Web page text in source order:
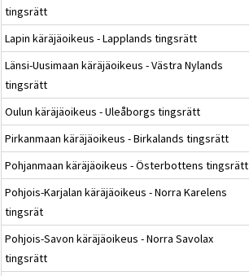
tingsrätt
Lapin käräjäoikeus - Lapplands tingsrätt
Länsi-Uusimaan käräjäoikeus - Västra Nylands
tingsrätt
Oulun käräjäoikeus - Uleåborgs tingsrätt
Pirkanmaan käräjäoikeus - Birkalands tingsrätt
Pohjanmaan käräjäoikeus - Österbottens tingsrätt
Pohjois-Karjalan käräjäoikeus - Norra Karelens
tingsrät
Pohjois-Savon käräjäoikeus - Norra Savolax
tingsrätt